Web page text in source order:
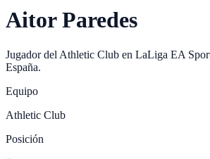
Aitor Paredes
Jugador del Athletic Club en LaLiga EA
España.
Equipo
Athletic Club
Posición